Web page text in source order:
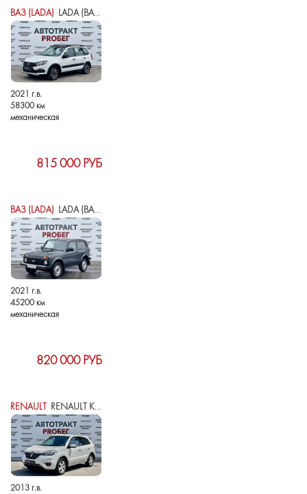
ВАЗ (LADA) LADA (ВАЗ) GRANTA I РЕСТАЙЛИНГ
2021 г.в.
58300 км
механическая
815 000 РУБ
ВАЗ (LADA) LADA (ВАЗ) 2121 (4X4) I РЕСТАЙЛИНГ (2020)
2021 г.в.
45200 км
механическая
820 000 РУБ
RENAULT RENAULT KOLEOS I РЕСТАЙЛИНГ
2013 г.в.